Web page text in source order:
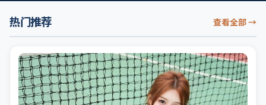
热门推荐 查看全部→